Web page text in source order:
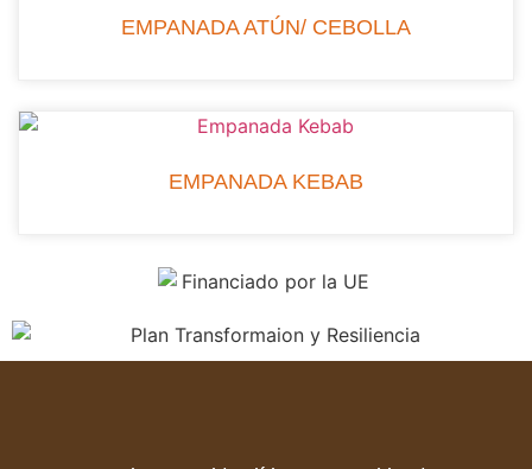
EMPANADA ATÚN/ CEBOLLA
EMPANADA KEBAB